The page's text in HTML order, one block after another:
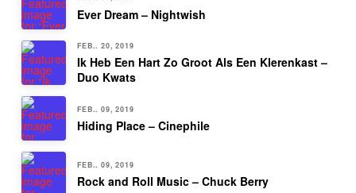
Ever Dream – Nightwish
FEB.. 20, 2019
Ik Heb Een Hart Zo Groot Als Een Klerenkast –
Duo Kwats
FEB.. 09, 2019
Hiding Place – Cinephile
FEB.. 09, 2019
Rock and Roll Music – Chuck Berry